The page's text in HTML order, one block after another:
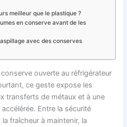
meilleur que le plastique ?
en conserve avant de les
avec des conserves
ouverte au réfrigérateur
ce geste expose les
transferts de métaux et à une
Entre la sécurité
fraîcheur à maintenir, la